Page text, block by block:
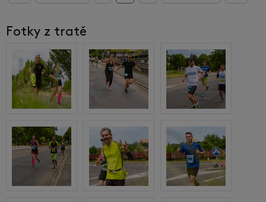
Fotky z tratě